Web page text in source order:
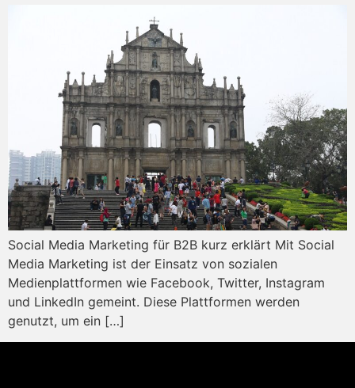
Social Media Marketing für B2B kurz erklärt Mit Social
Media Marketing ist der Einsatz von sozialen
Medienplattformen wie Facebook, Twitter, Instagram
und LinkedIn gemeint. Diese Plattformen werden
genutzt, um ein […]